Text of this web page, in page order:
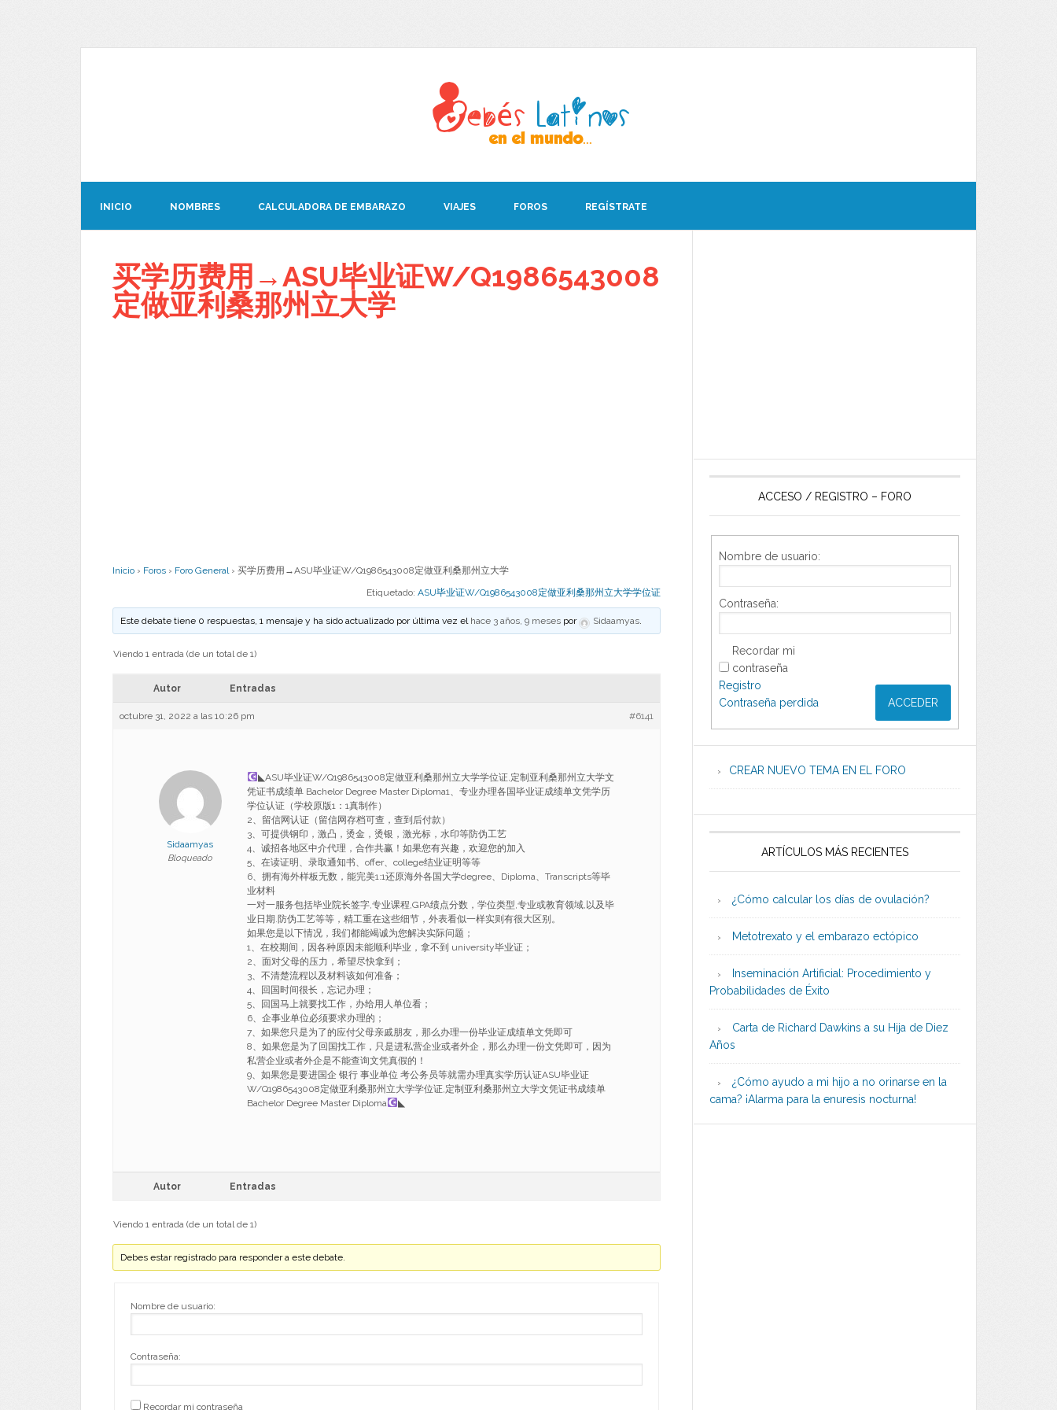
INICIO NOMBRES CALCULADORA DE EMBARAZO VIAJES FOROS REGÍSTRATE
买学历费用→ASU毕业证W/Q1986543008
定做亚利桑那州立大学
Inicio › Foros › Foro General › 买学历费用→ASU毕业证W/Q1986543008定做亚利桑那州立大学
Etiquetado: ASU毕业证W/Q1986543008定做亚利桑那州立大学学位证
Este debate tiene 0 respuestas, 1 mensaje y ha sido actualizado por última vez el hace 3 años, 9 meses por Sidaamyas.
Viendo 1 entrada (de un total de 1)
Autor Entradas
octubre 31, 2022 a las 10:26 pm #6141
Sidaamyas
Bloqueado
◣ASU毕业证W/Q1986543008定做亚利桑那州立大学学位证,定制亚利桑那州立大学文
凭证书成绩单 Bachelor Degree Master Diploma1、专业办理各国毕业证成绩单文凭学历
学位认证（学校原版1：1真制作）
2、留信网认证（留信网存档可查，查到后付款）
3、可提供钢印，激凸，烫金，烫银，激光标，水印等防伪工艺
4、诚招各地区中介代理，合作共赢！如果您有兴趣，欢迎您的加入
5、在读证明、录取通知书、offer、college结业证明等等
6、拥有海外样板无数，能完美1:1还原海外各国大学degree、Diploma、Transcripts等毕
业材料
一对一服务包括毕业院长签字,专业课程,GPA绩点分数，学位类型,专业或教育领域,以及毕
业日期.防伪工艺等等，精工重在这些细节，外表看似一样实则有很大区别。
如果您是以下情况，我们都能竭诚为您解决实际问题；
1、在校期间，因各种原因未能顺利毕业，拿不到 university毕业证；
2、面对父母的压力，希望尽快拿到；
3、不清楚流程以及材料该如何准备；
4、回国时间很长，忘记办理；
5、回国马上就要找工作，办给用人单位看；
6、企事业单位必须要求办理的；
7、如果您只是为了的应付父母亲戚朋友，那么办理一份毕业证成绩单文凭即可
8、如果您是为了回国找工作，只是进私营企业或者外企，那么办理一份文凭即可，因为
私营企业或者外企是不能查询文凭真假的！
9、如果您是要进国企 银行 事业单位 考公务员等就需办理真实学历认证ASU毕业证
W/Q1986543008定做亚利桑那州立大学学位证,定制亚利桑那州立大学文凭证书成绩单
Bachelor Degree Master Diploma
◣
Autor Entradas
Viendo 1 entrada (de un total de 1)
Debes estar registrado para responder a este debate.
Nombre de usuario:
Contraseña:
Recordar mi contraseña
ACCESO / REGISTRO – FORO
Nombre de usuario:
Contraseña:
Recordar mi
contraseña
ACCEDER
Registro
Contraseña perdida
CREAR NUEVO TEMA EN EL FORO
ARTÍCULOS MÁS RECIENTES
¿Cómo calcular los días de ovulación?
Metotrexato y el embarazo ectópico
Inseminación Artificial: Procedimiento y
Probabilidades de Éxito
Carta de Richard Dawkins a su Hija de Diez
Años
¿Cómo ayudo a mi hijo a no orinarse en la
cama? ¡Alarma para la enuresis nocturna!